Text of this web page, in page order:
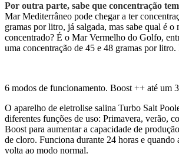
Por outra parte, sabe que concentração
Mar Mediterrâneo pode chegar a ter
gramas por litro, já salgada, mas sabe qual é o
concentrado? É o Mar Vermelho do Golfo,
uma concentração de 45 e 48 gramas por litro.
6 modos de funcionamento. Boost ++ até um
O aparelho de eletrolise salina Turbo Salt
diferentes funções de uso: Primavera, verão,
Boost para aumentar a capacidade de
de cloro. Funciona durante 24 horas e quando
volta ao modo normal.